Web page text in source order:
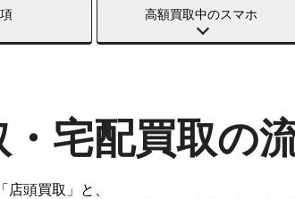
高額買取中のスマホ
・宅配買取の
頭買取」と、